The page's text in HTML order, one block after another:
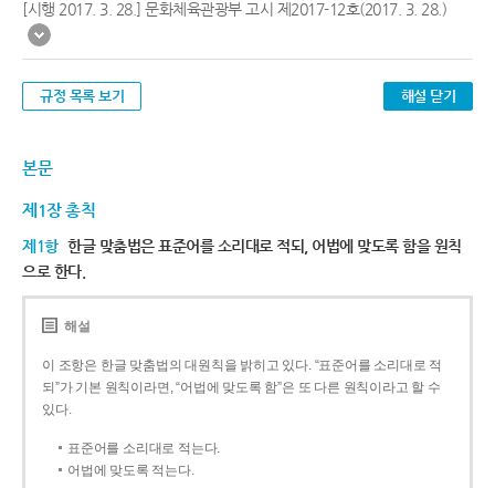
[시행 2017. 3. 28.] 문화체육관광부 고시 제2017-12호(2017. 3. 28.)
규정 목록 보기 해설 닫기
본문
제1장 총칙
제1항 한글 맞춤법은 표준어를 소리대로 적되, 어법에 맞도록 함을 원칙
으로 한다.
해설
이 조항은 한글 맞춤법의 대원칙을 밝히고 있다. “표준어를 소리대로 적
되”가 기본 원칙이라면, “어법에 맞도록 함”은 또 다른 원칙이라고 할 수
있다.
표준어를 소리대로 적는다.
어법에 맞도록 적는다.